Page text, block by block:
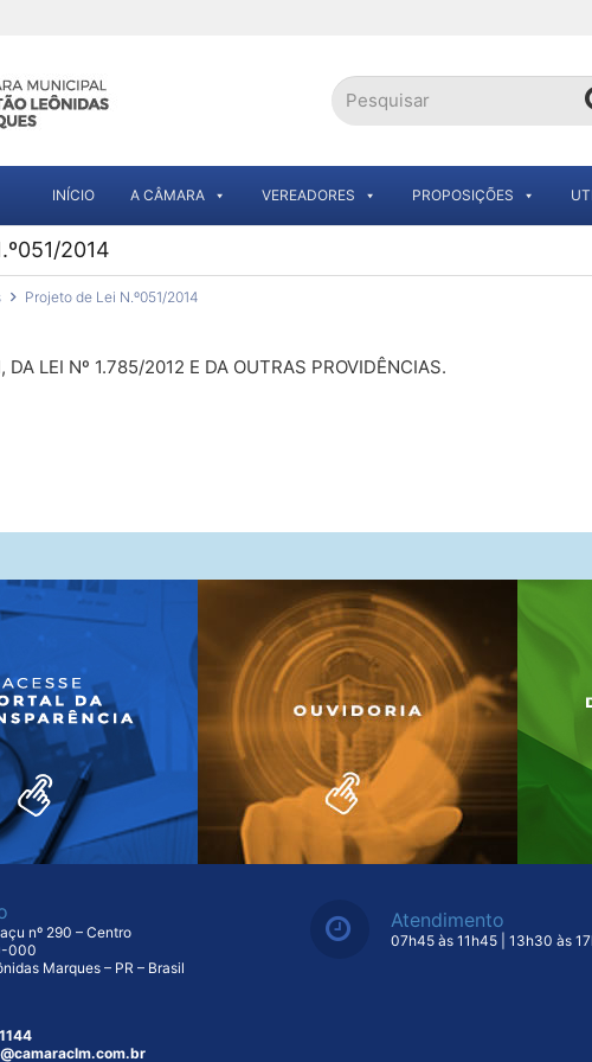
INÍCIO A CÂMARA VEREADORES PROPOSIÇÕES
2014
Projeto de Lei N.º051/2014
DA LEI Nº 1.785/2012 E DA OUTRAS PROVIDÊNCIAS.
nº 290 – Centro
000
Marques – PR – Brasil
Atendimento
07h45 às 11h45 | 13h30 às